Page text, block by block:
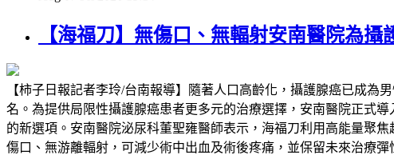
【海福刀】無傷口、無輻射安南醫院為
【柿子日報記者李玲/台南報導】隨著人口高齡化，攝護腺癌已成
名。為提供局限性攝護腺癌患者更多元的治療選擇，安南醫院正式
的新選項。安南醫院泌尿科董聖雍醫師表示，海福刀利用高能量聚
傷口、無游離輻射，可減少術中出血及術後疼痛，並保留未來治療